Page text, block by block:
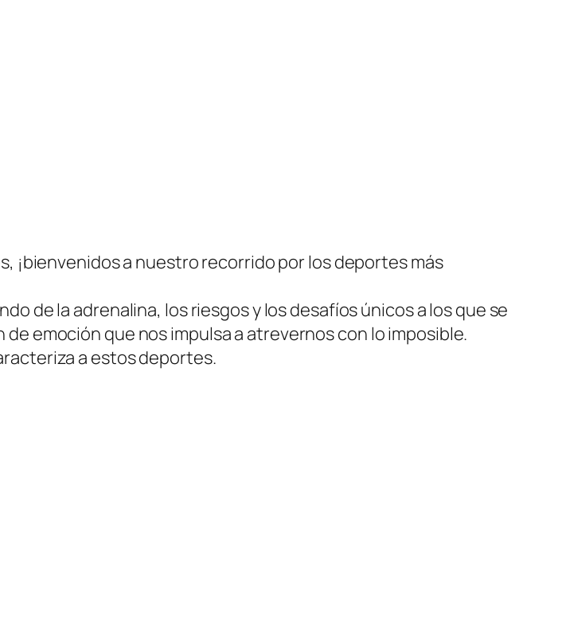
¡bienvenidos a nuestro recorrido por los deportes más
de la adrenalina, los riesgos y los desafíos únicos a los que se
emoción que nos impulsa a atrevernos con lo imposible.
a estos deportes.